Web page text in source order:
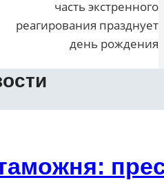
часть экстренного
реагирования празднует
день рождения